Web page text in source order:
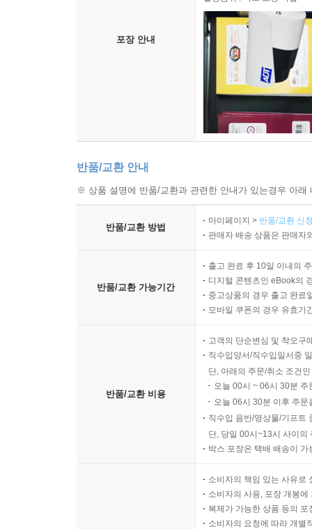
포장 안내
반품/교환 안내
※ 상품 설명에 반품/교환과 관련한 안내가 있는경우 아
반품/교환 방법
마이페이지 > 반품/교환 신
판매자 배송 상품은 판매자
반품/교환 가능기간
출고 완료 후 10일 이내의
디지털 콘텐츠인 eBook의
중고상품의 경우 출고 완료
모바일 쿠폰의 경우 유효기
반품/교환 비용
고객의 단순변심 및 착오구
직수입양서/직수입일서중
단, 아래의 주문/취소 조건
오늘 00시 ~ 06시 30분
오늘 06시 30분 이후 주
직수입 음반/영상물/기프트
단, 당일 00시~13시 사이의
박스 포장은 택배 배송이
소비자의 책임 있는 사유로
소비자의 사용, 포장 개봉
복제가 가능한 상품 등의
소비자의 요청에 따라 개별